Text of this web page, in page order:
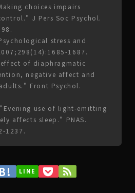
choices impairs
J Pers Soc Psychol.
stress and
1687.
of diaphragmatic
negative affect and
Front Psychol.
use of light-emitting
affects sleep." PNAS.
1237.
LINE